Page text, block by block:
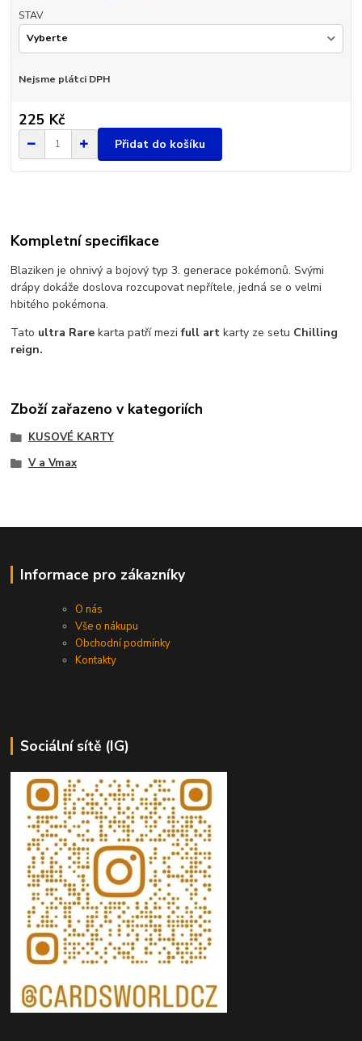
STAV
Nejsme plátci DPH
225 Kč
Přidat do košíku
Kompletní specifikace
Blaziken je ohnivý a bojový typ 3. generace pokémonů. Svými
drápy dokáže doslova rozcupovat nepřítele, jedná se o velmi
hbitého pokémona.
Tato ultra Rare karta patří mezifull art karty ze setu Chilling
reign.
Zboží zařazeno v kategoriích
KUSOVÉ KARTY
V a Vmax
Informace pro zákazníky
O nás
Vše o nákupu
Obchodní podmínky
Kontakty
Sociální sítě (IG)